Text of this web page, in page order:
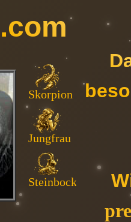
Skorpion
Jungfrau
Steinbock
Wassermann
Fische
Widder
Stier
Zwilling
Krebs
Loewe
Jungfrau
Waage